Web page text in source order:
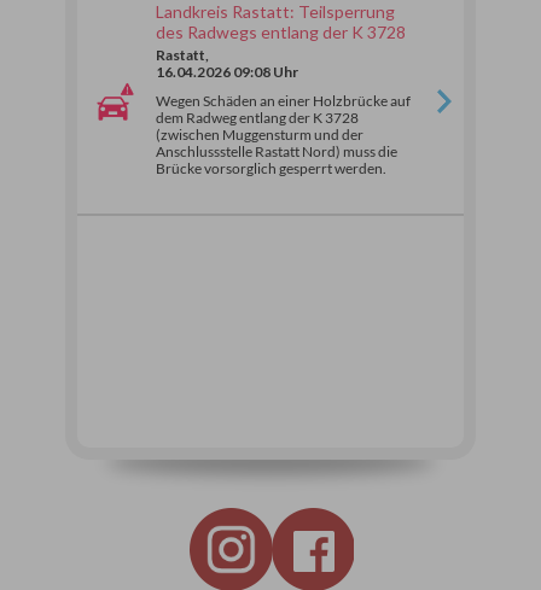
Landkreis Rastatt: Teilsperrung
des Radwegs entlang der K 3728
Rastatt,
16.04.2026 09:08 Uhr
Wegen Schäden an einer Holzbrücke auf
dem Radweg entlang der K 3728
(zwischen Muggensturm und der
Anschlussstelle Rastatt Nord) muss die
Brücke vorsorglich gesperrt werden.